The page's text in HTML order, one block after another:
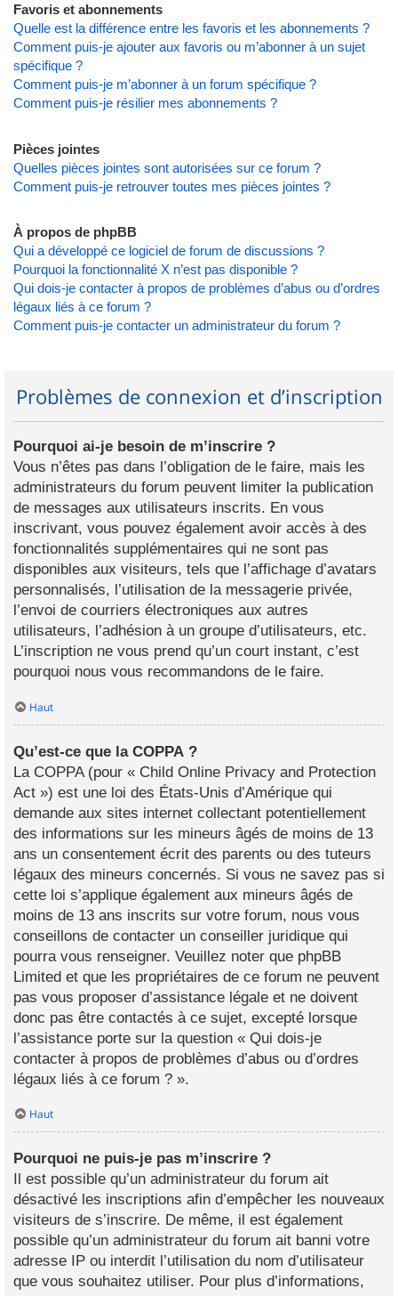
Favoris et abonnements
Quelle est la différence entre les favoris et les abonnements ?
Comment puis-je ajouter aux favoris ou m’abonner à un sujet
spécifique ?
Comment puis-je m’abonner à un forum spécifique ?
Comment puis-je résilier mes abonnements ?
Pièces jointes
Quelles pièces jointes sont autorisées sur ce forum ?
Comment puis-je retrouver toutes mes pièces jointes ?
À propos de phpBB
Qui a développé ce logiciel de forum de discussions ?
Pourquoi la fonctionnalité X n’est pas disponible ?
Qui dois-je contacter à propos de problèmes d’abus ou d’ordres
légaux liés à ce forum ?
Comment puis-je contacter un administrateur du forum ?
Problèmes de connexion et d’inscription
Pourquoi ai-je besoin de m’inscrire ?
Vous n’êtes pas dans l’obligation de le faire, mais les
administrateurs du forum peuvent limiter la publication
de messages aux utilisateurs inscrits. En vous
inscrivant, vous pouvez également avoir accès à des
fonctionnalités supplémentaires qui ne sont pas
disponibles aux visiteurs, tels que l’affichage d’avatars
personnalisés, l’utilisation de la messagerie privée,
l’envoi de courriers électroniques aux autres
utilisateurs, l’adhésion à un groupe d’utilisateurs, etc.
L’inscription ne vous prend qu’un court instant, c’est
pourquoi nous vous recommandons de le faire.
Haut
Qu’est-ce que la COPPA ?
La COPPA (pour « Child Online Privacy and Protection
Act ») est une loi des États-Unis d’Amérique qui
demande aux sites internet collectant potentiellement
des informations sur les mineurs âgés de moins de 13
ans un consentement écrit des parents ou des tuteurs
légaux des mineurs concernés. Si vous ne savez pas si
cette loi s’applique également aux mineurs âgés de
moins de 13 ans inscrits sur votre forum, nous vous
conseillons de contacter un conseiller juridique qui
pourra vous renseigner. Veuillez noter que phpBB
Limited et que les propriétaires de ce forum ne peuvent
pas vous proposer d’assistance légale et ne doivent
donc pas être contactés à ce sujet, excepté lorsque
l’assistance porte sur la question « Qui dois-je
contacter à propos de problèmes d’abus ou d’ordres
légaux liés à ce forum ? ».
Haut
Pourquoi ne puis-je pas m’inscrire ?
Il est possible qu’un administrateur du forum ait
désactivé les inscriptions afin d’empêcher les nouveaux
visiteurs de s’inscrire. De même, il est également
possible qu’un administrateur du forum ait banni votre
adresse IP ou interdit l’utilisation du nom d’utilisateur
que vous souhaitez utiliser. Pour plus d’informations,